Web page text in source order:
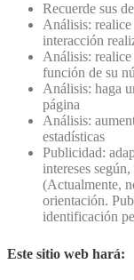
Recuerde sus
Análisis:
interacción
Análisis:
función de su
Análisis: haga
página
Análisis:
estadísticas
Publicidad:
intereses
(Actualmente,
orientación.
identificación
Este sitio web hará: